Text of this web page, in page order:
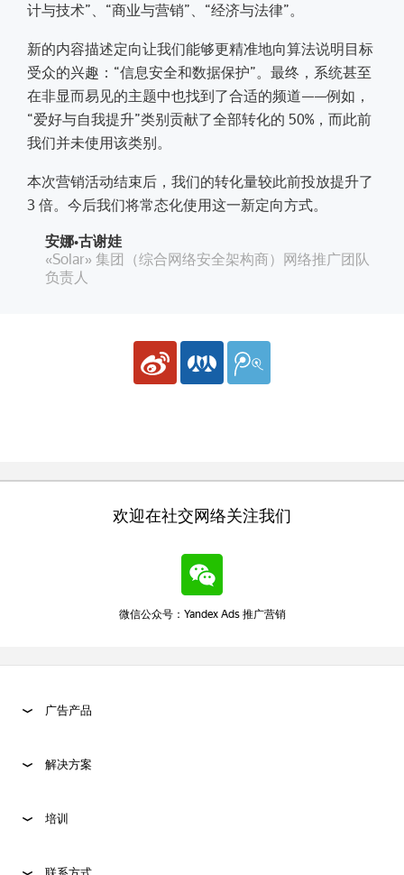
计与技术”、“商业与营销”、“经济与法律”。
新的内容描述定向让我们能够更精准地向算法说明目标
受众的兴趣：“信息安全和数据保护”。最终，系统甚至
在非显而易见的主题中也找到了合适的频道——例如，
“爱好与自我提升”类别贡献了全部转化的 50%，而此前
我们并未使用该类别。
本次营销活动结束后，我们的转化量较此前投放提升了
3 倍。今后我们将常态化使用这一新定向方式。
安娜•古谢娃
«Solar» 集团（综合网络安全架构商）网络推广团队
负责人
欢迎在社交网络关注我们
微信公众号：Yandex Ads 推广营销
广告产品
解决方案
培训